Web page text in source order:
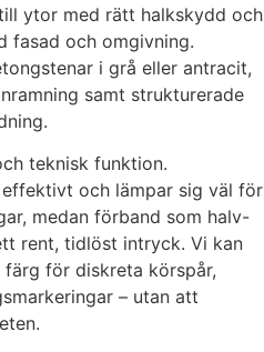
ytor med rätt halkskydd och
fasad och omgivning.
i grå eller antracit,
samt strukturerade
teknisk funktion.
och lämpar sig väl för
medan förband som halv-
rent, tidlöst intryck. Vi kan
för diskreta körspår,
– utan att